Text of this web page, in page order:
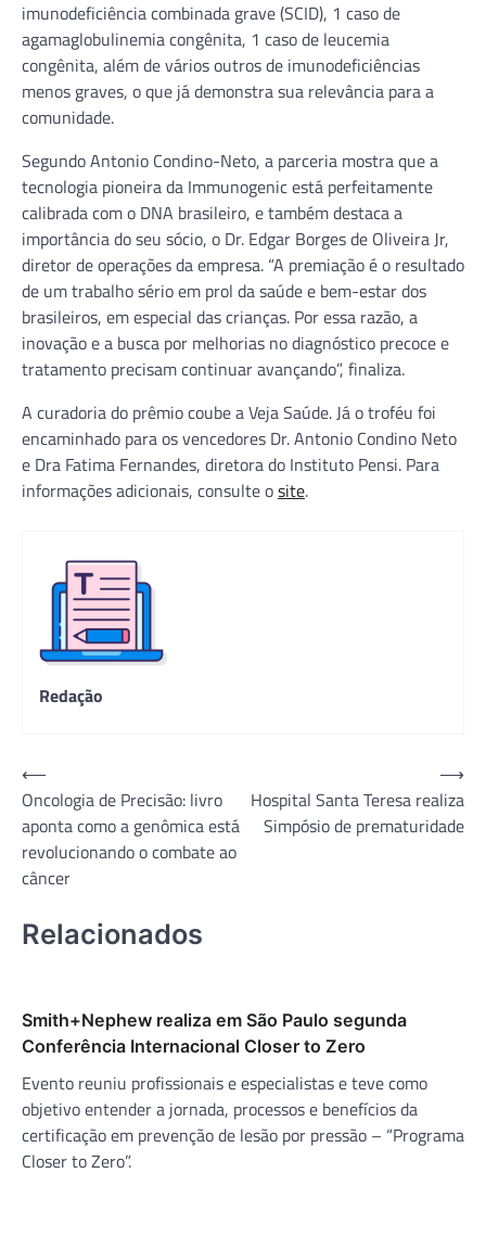
imunodeficiência combinada grave (SCID), 1 caso de
agamaglobulinemia congênita, 1 caso de leucemia
congênita, além de vários outros de imunodeficiências
menos graves, o que já demonstra sua relevância para a
comunidade.
Segundo Antonio Condino-Neto, a parceria mostra que a
tecnologia pioneira da Immunogenic está perfeitamente
calibrada com o DNA brasileiro, e também destaca a
importância do seu sócio, o Dr. Edgar Borges de Oliveira Jr,
diretor de operações da empresa. “A premiação é o resultado
de um trabalho sério em prol da saúde e bem-estar dos
brasileiros, em especial das crianças. Por essa razão, a
inovação e a busca por melhorias no diagnóstico precoce e
tratamento precisam continuar avançando”, finaliza.
A curadoria do prêmio coube a Veja Saúde. Já o troféu foi
encaminhado para os vencedores Dr. Antonio Condino Neto
e Dra Fatima Fernandes, diretora do Instituto Pensi. Para
informações adicionais, consulte osite.
Redação
Navegação
de
Post
⟵
Oncologia de Precisão: livro
aponta como a genômica está
revolucionando o combate ao
câncer
Hospital Santa Teresa realiza
Simpósio de prematuridade
⟶
Relacionados
Smith+Nephew realiza em São Paulo segunda
Conferência Internacional Closer to Zero
Evento reuniu profissionais e especialistas e teve como
objetivo entender a jornada, processos e benefícios da
certificação em prevenção de lesão por pressão – “Programa
Closer to Zero”.